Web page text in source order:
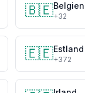
🇧🇪Belgien
+32
🇪🇪Estland
+372